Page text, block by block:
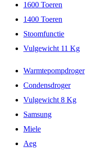
1600 Toeren
1400 Toeren
Stoomfunctie
Vulgewicht 11 Kg
Warmtepompdroger
Condensdroger
Vulgewicht 8 Kg
Samsung
Miele
Aeg